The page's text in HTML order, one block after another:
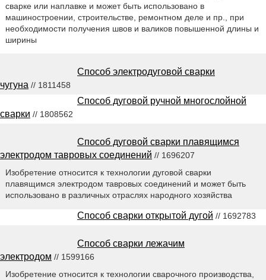
сварке или наплавке и может быть использовано в
машиностроении, строительстве, ремонтном деле и пр., при
необходимости получения швов и валиков повышенной длины и
ширины
Способ электродуговой сварки
чугуна // 1811458
Способ дуговой ручной многослойной
сварки // 1808562
Способ дуговой сварки плавящимся
электродом тавровых соединений // 1696207
Изобретение относится к технологии дуговой сварки
плавящимся электродом тавровых соединений и может быть
использовано в различных отраслях народного хозяйства
Способ сварки открытой дугой // 1692783
Способ сварки лежачим
электродом // 1599166
Изобретение относится к технологии сварочного производства,